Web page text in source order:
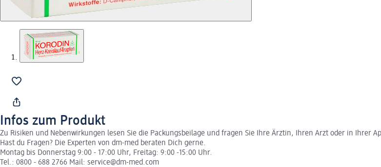
Infos zum Produkt
Zu Risiken und Nebenwirkungen lesen Sie die Packungsbeilage und fragen Sie Ihre Ärztin, Ihren Arzt oder in Ihrer
Hast du Fragen? Die Experten von dm-med beraten Dich gerne.
Montag bis Donnerstag 9:00 - 17:00 Uhr, Freitag: 9:00 -15:00 Uhr.
Tel.: 0800 - 688 2766 Mail: service@dm-med.com